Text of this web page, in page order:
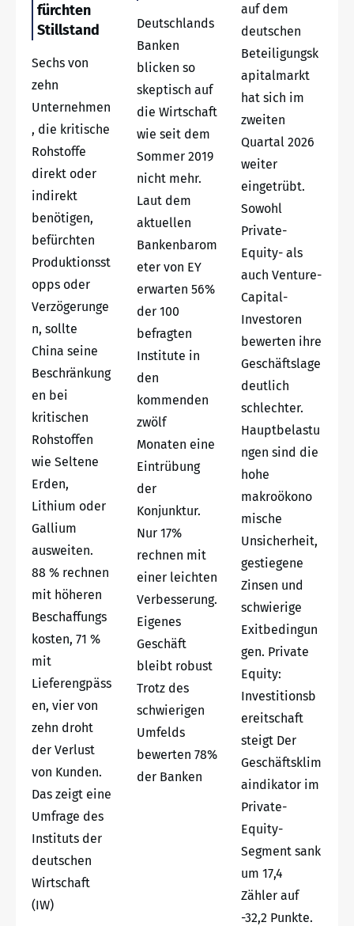
fürchten
Stillstand
Sechs von
zehn
Unternehmen
, die kritische
Rohstoffe
direkt oder
indirekt
benötigen,
befürchten
Produktionsst
opps oder
Verzögerunge
n, sollte
China seine
Beschränkung
en bei
kritischen
Rohstoffen
wie Seltene
Erden,
Lithium oder
Gallium
ausweiten.
88 % rechnen
mit höheren
Beschaffungs
kosten, 71 %
mit
Lieferengpäss
en, vier von
zehn droht
der Verlust
von Kunden.
Das zeigt eine
Umfrage des
Instituts der
deutschen
Wirtschaft
(IW)
Deutschlands
Banken
blicken so
skeptisch auf
die Wirtschaft
wie seit dem
Sommer 2019
nicht mehr.
Laut dem
aktuellen
Bankenbarom
eter von EY
erwarten 56%
der 100
befragten
Institute in
den
kommenden
zwölf
Monaten eine
Eintrübung
der
Konjunktur.
Nur 17%
rechnen mit
einer leichten
Verbesserung.
Eigenes
Geschäft
bleibt robust
Trotz des
schwierigen
Umfelds
bewerten 78%
der Banken
auf dem
deutschen
Beteiligungsk
apitalmarkt
hat sich im
zweiten
Quartal 2026
weiter
eingetrübt.
Sowohl
Private-
Equity- als
auch Venture-
Capital-
Investoren
bewerten ihre
Geschäftslage
deutlich
schlechter.
Hauptbelastu
ngen sind die
hohe
makroökono
mische
Unsicherheit,
gestiegene
Zinsen und
schwierige
Exitbedingun
gen. Private
Equity:
Investitionsb
ereitschaft
steigt Der
Geschäftsklim
aindikator im
Private-
Equity-
Segment sank
um 17,4
Zähler auf
-32,2 Punkte.